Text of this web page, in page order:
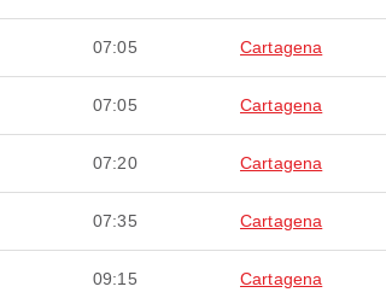
07:05 Cartagena
07:05 Cartagena
07:20 Cartagena
07:35 Cartagena
09:15 Cartagena